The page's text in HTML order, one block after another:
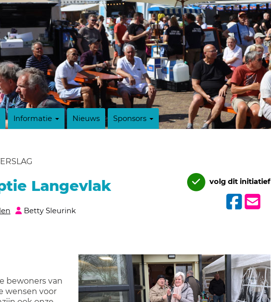
Informatie Nieuws Sponsors
Langevlak
Betty Sleurink
volg dit initiatief
bewoners van
wensen voor